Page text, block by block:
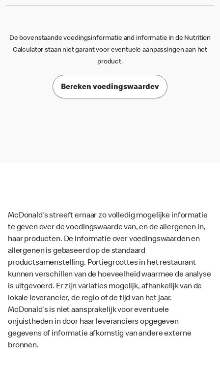
De bovenstaande voedingsinformatie and informatie in de Nutrition
Calculator staan niet garant voor eventuele aanpassingen aan het
product.
Bereken voedingswaardev
McDonald’s streeft ernaar zo volledig mogelijke informatie
te geven over de voedingswaarde van, en de allergenen in,
haar producten. De informatie over voedingswaarden en
allergenen is gebaseerd op de standaard
productsamenstelling. Portiegroottes in het restaurant
kunnen verschillen van de hoeveelheid waarmee de analyse
is uitgevoerd. Er zijn variaties mogelijk, afhankelijk van de
lokale leverancier, de regio of de tijd van het jaar.
McDonald’s is niet aansprakelijk voor eventuele
onjuistheden in door haar leveranciers opgegeven
gegevens of informatie afkomstig van andere externe
bronnen.